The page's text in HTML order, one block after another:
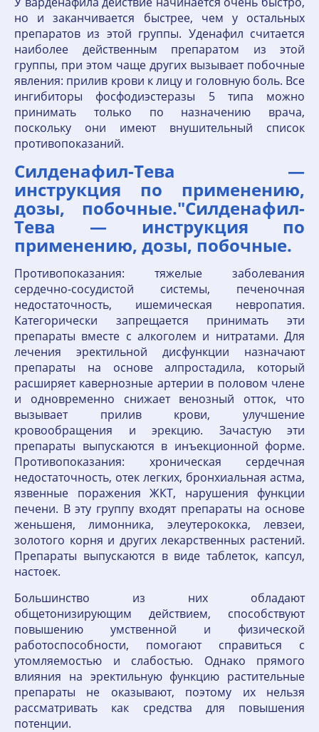
но и заканчивается быстрее, чем у остальных
препаратов из этой группы. Уденафил считается
наиболее действенным препаратом из этой
группы, при этом чаще других вызывает побочные
явления: прилив крови к лицу и головную боль. Все
ингибиторы фосфодиэстеразы 5 типа можно
принимать только по назначению врача,
поскольку они имеют внушительный список
противопоказаний.
Силденафил-Тева —
инструкция по применению,
дозы, побочные."Силденафил-
Тева — инструкция по
применению, дозы, побочные.
Противопоказания: тяжелые заболевания
сердечно-сосудистой системы, печеночная
недостаточность, ишемическая невропатия.
Категорически запрещается принимать эти
препараты вместе с алкоголем и нитратами. Для
лечения эректильной дисфункции назначают
препараты на основе алпростадила, который
расширяет кавернозные артерии в половом члене
и одновременно снижает венозный отток, что
вызывает прилив крови, улучшение
кровообращения и эрекцию. Зачастую эти
препараты выпускаются в инъекционной форме.
Противопоказания: хроническая сердечная
недостаточность, отек легких, бронхиальная астма,
язвенные поражения ЖКТ, нарушения функции
печени. В эту группу входят препараты на основе
женьшеня, лимонника, элеутерококка, левзеи,
золотого корня и других лекарственных растений.
Препараты выпускаются в виде таблеток, капсул,
настоек.
Большинство из них обладают
общетонизирующим действием, способствуют
повышению умственной и физической
работоспособности, помогают справиться с
утомляемостью и слабостью. Однако прямого
влияния на эректильную функцию растительные
препараты не оказывают, поэтому их нельзя
рассматривать как средства для повышения
потенции.